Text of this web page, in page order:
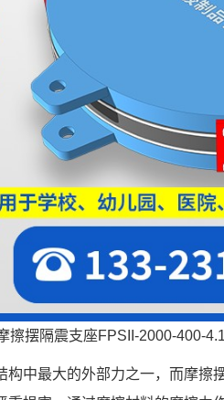
擦摆隔震支座FPSII-2000-400-
构中最大的外部力之一，而摩擦